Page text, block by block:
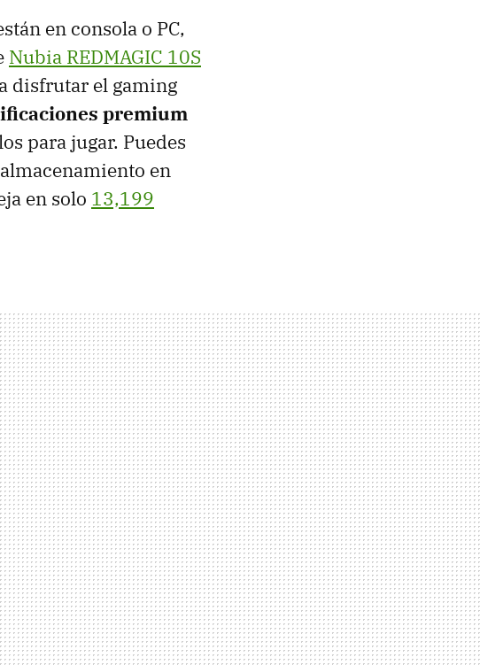
en consola o PC,
Nubia REDMAGIC 10S
disfrutar el gaming
premium
para jugar. Puedes
en
en solo 13,199